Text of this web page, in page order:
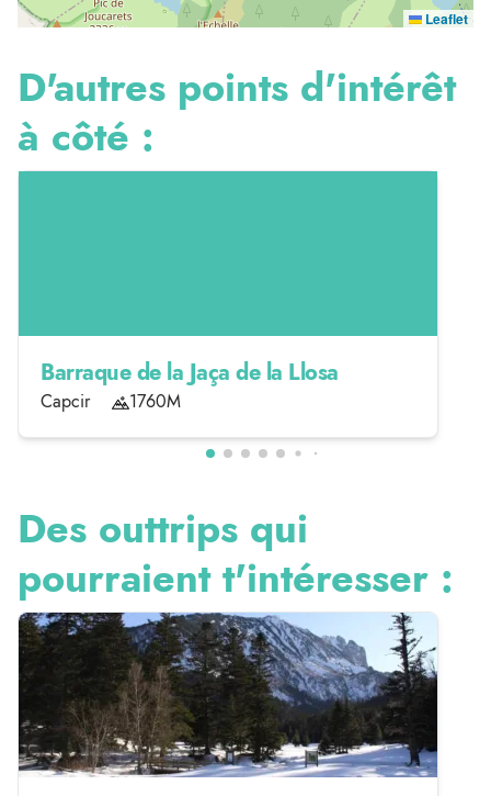
Leaflet
D'autres points d'intérêt
à côté :
Barraque de la Jaça de la Llosa
Capcir 1760M
Des outtrips qui
pourraient t'intéresser :